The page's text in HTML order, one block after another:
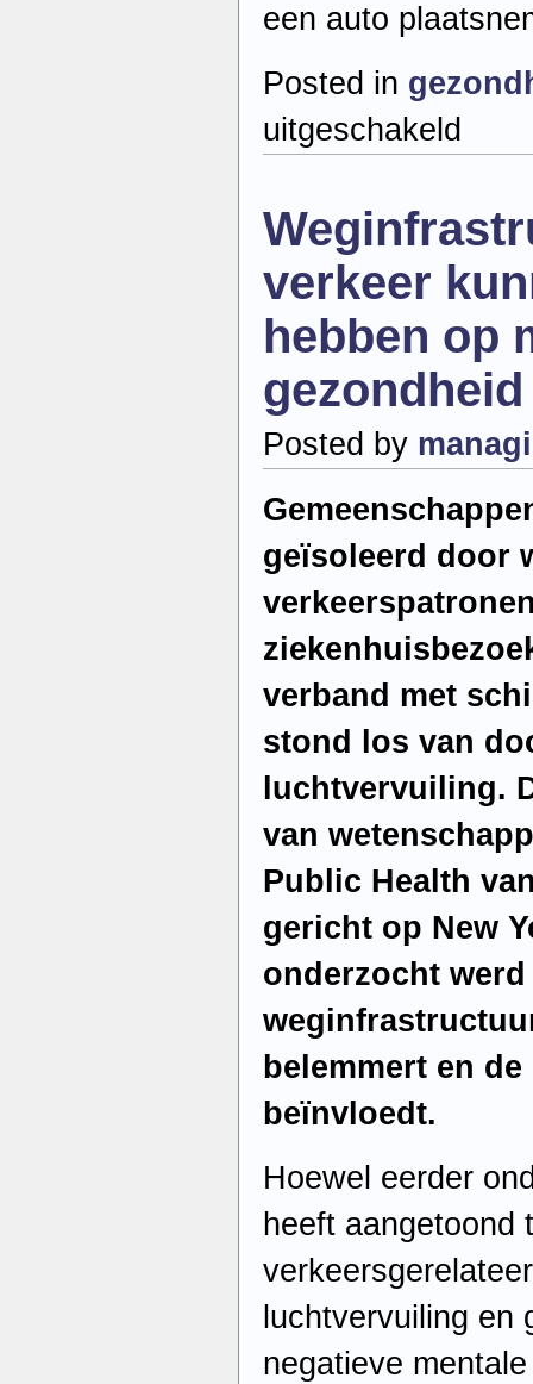
een auto
Posted in
uitgeschakeld
in
tot
aanzienlijke
verkeer
hebben op
Posted by
geïsoleerd door
verband met
stond los van
luchtvervuiling.
van
Public Health
gericht op New
onderzocht
belemmert en
beïnvloedt.
Hoewel eerder
heeft aangetoond
luchtvervuiling en
negatieve